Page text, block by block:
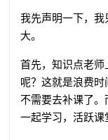
我先声明一下，
大。
首先，知识点老
呢？这就是浪费
不需要去补课了。
一起学习，活跃课